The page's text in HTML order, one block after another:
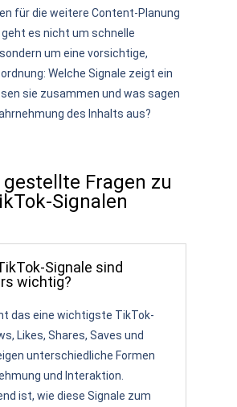
für die weitere Content-Planung
es nicht um schnelle
um eine vorsichtige,
Welche Signale zeigt ein
sie zusammen und was sagen
des Inhalts aus?
Fragen zu
Signalen
Signale sind
wichtig?
das eine wichtigste TikTok-
Likes, Shares, Saves und
unterschiedliche Formen
und Interaktion.
ist, wie diese Signale zum